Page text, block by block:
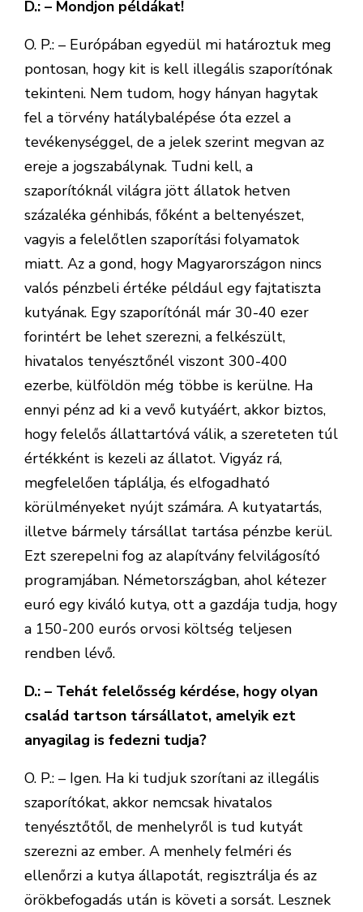
D.: – Mondjon példákat!
O. P.: – Európában egyedül mi határoztuk meg
pontosan, hogy kit is kell illegális szapo­rítónak
tekinteni. Nem tudom, hogy hányan hagytak
fel a törvény hatálybalépése óta ezzel a
tevékenységgel, de a jelek szerint megvan az
ereje a jogszabálynak. Tudni kell, a
szaporítóknál világra jött állatok hetven
százaléka génhibás, főként a beltenyészet,
vagyis a felelőtlen szaporítási folyamatok
miatt. Az a gond, hogy Magyarországon nincs
valós pénzbeli értéke például egy fajtatiszta
kutyának. Egy szaporítónál már 30-40 ezer
forintért be lehet szerezni, a felkészült,
hivatalos tenyésztőnél viszont 300-400
ezerbe, külföldön még többe is kerülne. Ha
ennyi pénz ad ki a vevő kutyáért, akkor biztos,
hogy felelős állattartóvá válik, a szereteten túl
értékként is kezeli az állatot. Vigyáz rá,
megfelelően táplálja, és elfogadható
körülményeket nyújt számára. A kutyatartás,
illetve bármely társállat tartása pénzbe kerül.
Ezt szerepelni fog az alapítvány felvilágosító
programjában. Németországban, ahol kétezer
euró egy kiváló kutya, ott a gazdája tudja, hogy
a 150-200 eurós orvosi költség teljesen
rendben lévő.
D.: – Tehát felelősség kérdése, hogy olyan
család tartson társállatot, amelyik ezt
anyagilag is fedezni tudja?
O. P.: – Igen. Ha ki tudjuk szorítani az illegális
szaporítókat, akkor nemcsak hivatalos
tenyésztőtől, de menhelyről is tud kutyát
szerezni az ember. A menhely felméri és
ellenőrzi a kutya állapotát, regisztrálja és az
örökbefogadás után is követi a sorsát. Lesznek